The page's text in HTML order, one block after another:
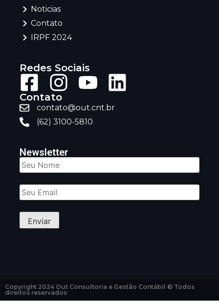
Noticias
Contato
IRPF 2024
Redes Sociais
Contato
contato@out.cnt.br
(62) 3100-5810
Newsletter
Copyright 2024 Out Consultoria e Gestão Contábil © Todos
direitos reservados